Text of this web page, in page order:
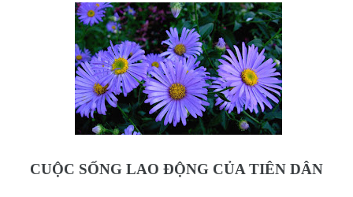
CUỘC SỐNG LAO ĐỘNG CỦA TIÊN DÂN